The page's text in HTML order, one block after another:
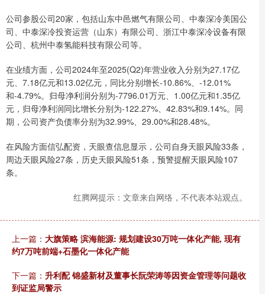
公司参股公司20家，包括山东中邑燃气有限公司、中泰深冷美国公
司、中泰深冷投资运营（山东）有限公司、浙江中泰深冷设备有限
公司、杭州中泰氢能科技有限公司等。
在业绩方面，公司2024年至2025(Q2)年营业收入分别为27.17亿
元、7.18亿元和13.02亿元，同比分别增长-10.86%、-12.01%
和-4.79%。归母净利润分别为-7796.01万元、1.00亿元和1.35亿
元，归母净利润同比增长分别为-122.27%、42.83%和9.14%。同
期，公司资产负债率分别为32.99%、29.00%和28.48%。
在风险方面信弘配资，天眼查信息显示，公司自身天眼风险33条，
周边天眼风险27条，历史天眼风险51条，预警提醒天眼风险107
条。
红腾网提示：文章来自网络，不代表本站观点。
上一篇： 大旗策略 滨海能源: 规划建设30万吨一体化产能, 现有
约7万吨前端+石墨化一体化产能
下一篇： 升利配 锦盛新材及董事长阮荣涛等因资金管理等问题收
到证监局警示